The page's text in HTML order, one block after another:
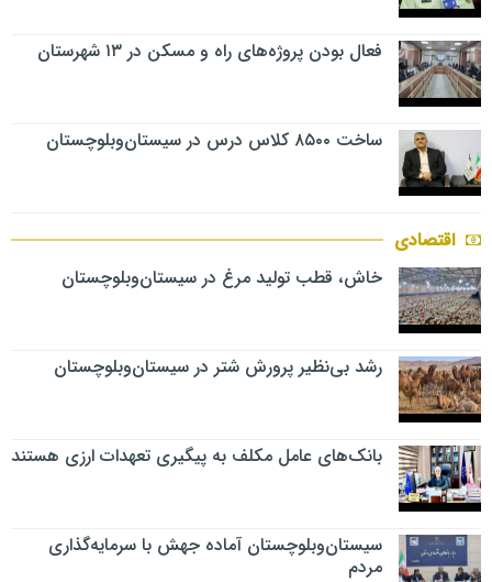
فعال بودن پروژه‌های راه و مسکن در ۱۳ شهرستان
ساخت ۸۵۰۰ کلاس درس در سیستان‌وبلوچستان
اقتصادی
خاش، قطب تولید مرغ در سیستان‌وبلوچستان
رشد بی‌نظیر پرورش شتر در سیستان‌وبلوچستان
بانک‌های عامل مکلف به پیگیری تعهدات ارزی هستند
سیستان‌وبلوچستان آماده جهش با سرمایه‌گذاری
مردم